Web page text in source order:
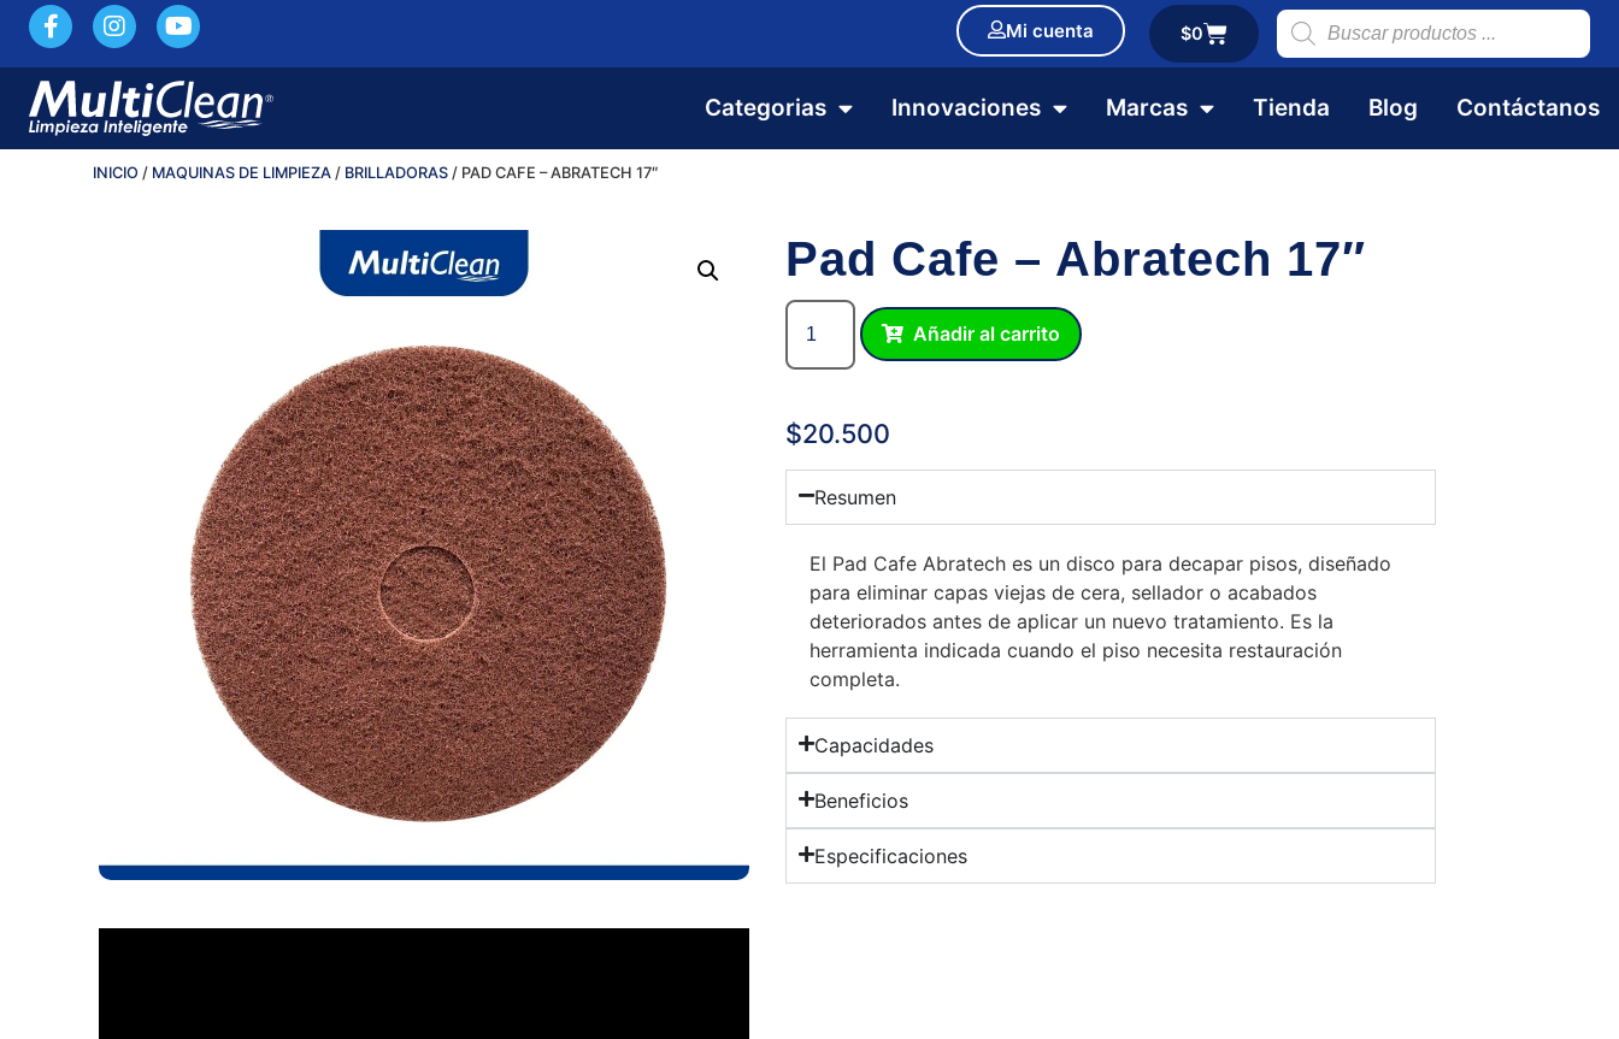
Mi cuenta $0
Categorias Innovaciones Marcas Tienda Blog Contáctanos
INICIO / MAQUINAS DE LIMPIEZA / BRILLADORAS / PAD CAFE – ABRATECH 17″
Pad Cafe – Abratech 17″
Añadir al carrito
$20.500
Resumen
El Pad Cafe Abratech es un disco para decapar pisos, diseñado
para eliminar capas viejas de cera, sellador o acabados
deteriorados antes de aplicar un nuevo tratamiento. Es la
herramienta indicada cuando el piso necesita restauración
completa.
Capacidades
Beneficios
Especificaciones